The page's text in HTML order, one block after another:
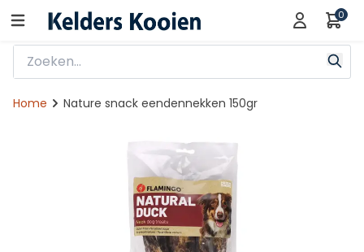
0
Home Nature snack eendennekken 150gr